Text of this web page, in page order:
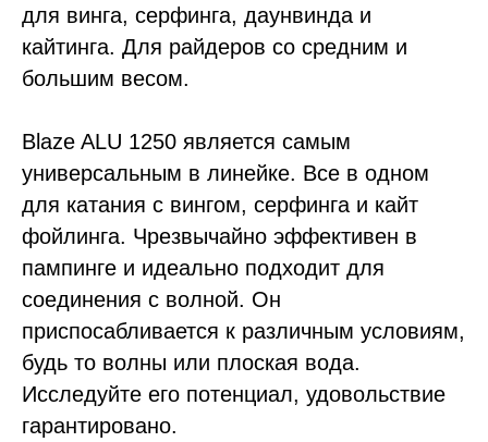
для винга, серфинга, даунвинда и
кайтинга. Для райдеров со средним и
большим весом.
Blaze ALU 1250 является самым
универсальным в линейке. Все в одном
для катания с вингом, серфинга и кайт
фойлинга. Чрезвычайно эффективен в
пампинге и идеально подходит для
соединения с волной. Он
приспосабливается к различным условиям,
будь то волны или плоская вода.
Исследуйте его потенциал, удовольствие
гарантировано.